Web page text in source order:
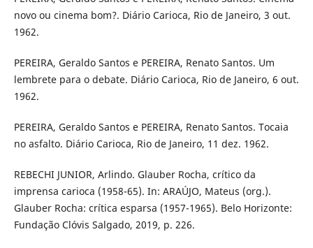
novo ou cinema bom?. Diário Carioca, Rio de Janeiro, 3 out.
1962.
PEREIRA, Geraldo Santos e PEREIRA, Renato Santos. Um
lembrete para o debate. Diário Carioca, Rio de Janeiro, 6 out.
1962.
PEREIRA, Geraldo Santos e PEREIRA, Renato Santos. Tocaia
no asfalto. Diário Carioca, Rio de Janeiro, 11 dez. 1962.
REBECHI JUNIOR, Arlindo. Glauber Rocha, crítico da
imprensa carioca (1958-65). In: ARAÚJO, Mateus (org.).
Glauber Rocha: crítica esparsa (1957-1965). Belo Horizonte:
Fundação Clóvis Salgado, 2019, p. 226.